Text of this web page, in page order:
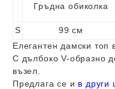
Гръдна обиколка
S 99 см
Елегантен дамски топ
С дълбоко V-образно
възел.
Предлага се и в други